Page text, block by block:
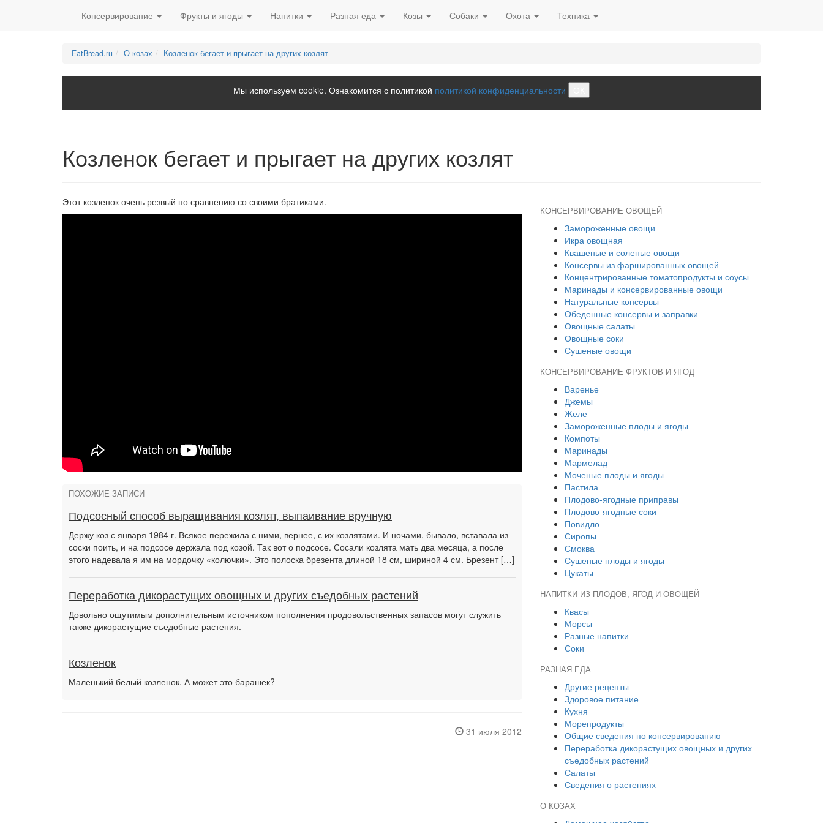
Консервирование Фрукты и ягоды Напитки Разная еда Козы Собаки Охота Техника
EatBread.ru О козах Козленок бегает и прыгает на других козлят
Мы используем cookie. Ознакомится с политикой политикой конфиденциальности
Козленок бегает и прыгает на других козлят
Этот козленок очень резвый по сравнению со своими братиками.
ПОХОЖИЕ ЗАПИСИ
Подсосный способ выращивания козлят, выпаивание вручную
Держу коз с января 1984 г. Всякое пережила с ними, вернее, с их козлятами. И ночами, бывало, вставала из
соски поить, и на подсосе держала под козой. Так вот о подсосе. Сосали козлята мать два месяца, а после
этого надевала я им на мордочку «колючки». Это полоска брезента длиной 18 см, шириной 4 см. Брезент […]
Переработка дикорастущих овощных и других съедобных растений
Довольно ощутимым дополнительным источником пополнения продовольственных запасов могут служить
также дикорастущие съедобные растения.
Козленок
Маленький белый козленок. А может это барашек?
31 июля 2012
КОНСЕРВИРОВАНИЕ ОВОЩЕЙ
Замороженные овощи
Икра овощная
Квашеные и соленые овощи
Консервы из фаршированных овощей
Концентрированные томатопродукты и соусы
Маринады и консервированные овощи
Натуральные консервы
Обеденные консервы и заправки
Овощные салаты
Овощные соки
Сушеные овощи
КОНСЕРВИРОВАНИЕ ФРУКТОВ И ЯГОД
Варенье
Джемы
Желе
Замороженные плоды и ягоды
Компоты
Маринады
Мармелад
Моченые плоды и ягоды
Пастила
Плодово-ягодные приправы
Плодово-ягодные соки
Повидло
Сиропы
Смоква
Сушеные плоды и ягоды
Цукаты
НАПИТКИ ИЗ ПЛОДОВ, ЯГОД И ОВОЩЕЙ
Квасы
Морсы
Разные напитки
Соки
РАЗНАЯ ЕДА
Другие рецепты
Здоровое питание
Кухня
Морепродукты
Общие сведения по консервированию
Переработка дикорастущих овощных и других
съедобных растений
Салаты
Сведения о растениях
О КОЗАХ